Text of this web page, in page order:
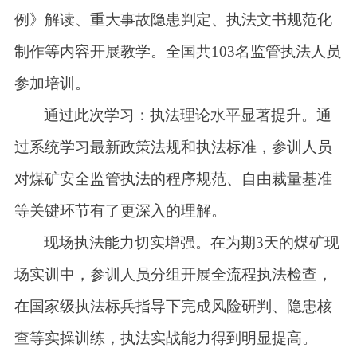
例》解读、重大事故隐患判定、执法文书规范化
制作等内容开展教学。全国共103名监管执法人员
参加培训。
通过此次学习 ：执法理论水平显著提升。通
过系统学习最新政策法规和执法标准，参训人员
对煤矿安全监管执法的程序规范、自由裁量基准
等关键环节有了更深入的理解。
现场执法能力切实增强。在为期3天的煤矿现
场实训中，参训人员分组开展全流程执法检查，
在国家级执法标兵指导下完成风险研判、隐患核
查等实操训练，执法实战能力得到明显提高。